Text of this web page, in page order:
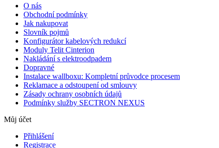
O nás
Obchodní podmínky
Jak nakupovat
Slovník pojmů
Konfigurátor kabelových redukcí
Moduly Telit Cinterion
Nakládání s elektroodpadem
Dopravné
Instalace wallboxu: Kompletní průvodce procesem
Reklamace a odstoupení od smlouvy
Zásady ochrany osobních údajů
Podmínky služby SECTRON NEXUS
Můj účet
Přihlášení
Registrace